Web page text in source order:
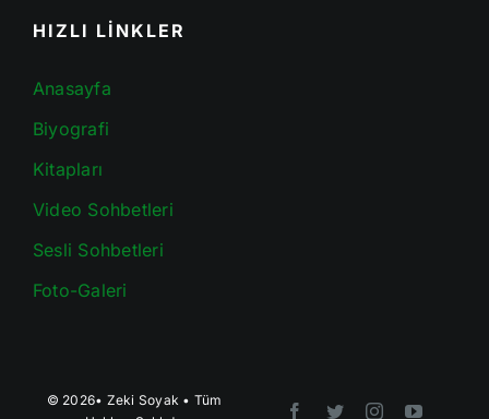
HIZLI LİNKLER
Anasayfa
Biyografi
Kitapları
Video Sohbetleri
Sesli Sohbetleri
Foto-Galeri
© 2026• Zeki Soyak • Tüm